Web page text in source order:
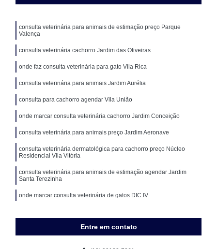
consulta veterinária para animais de estimação preço Parque
Valença
consulta veterinária cachorro Jardim das Oliveiras
onde faz consulta veterinária para gato Vila Rica
consulta veterinária para animais Jardim Aurélia
consulta para cachorro agendar Vila União
onde marcar consulta veterinária cachorro Jardim Conceição
consulta veterinária para animais preço Jardim Aeronave
consulta veterinária dermatológica para cachorro preço Núcleo
Residencial Vila Vitória
consulta veterinária para animais de estimação agendar Jardim
Santa Terezinha
onde marcar consulta veterinária de gatos DIC IV
Entre em contato